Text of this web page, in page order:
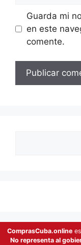
Guarda mi
en este
comente.
ComprasCuba.online
No representa al